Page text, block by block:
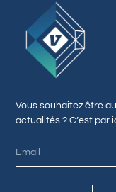
Vous souhaitez être
actualités ? C’est par